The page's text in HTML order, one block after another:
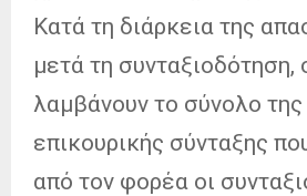
Κατά τη διάρκεια της
μετά τη συνταξιοδότηση,
λαμβάνουν το σύνολο της
επικουρικής σύνταξης
από τον φορέα οι